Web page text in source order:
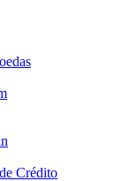
Crédito